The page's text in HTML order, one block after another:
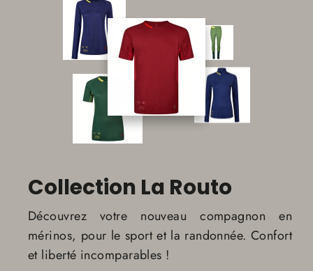
Collection La Routo
Découvrez votre nouveau compagnon en
mérinos, pour le sport et la randonnée. Confort
et liberté incomparables !